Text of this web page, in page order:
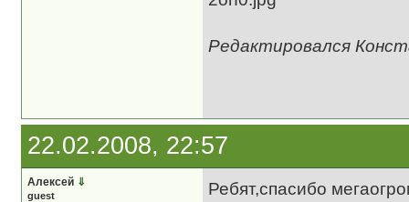
Редактировался
22.02.2008, 22:57
Алексей ⇓
guest
Ребят,спасибо